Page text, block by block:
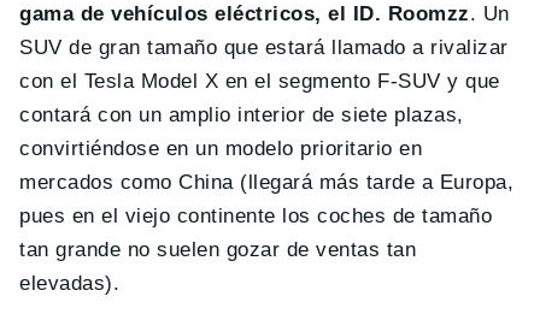
gama de vehículos eléctricos, el ID. Roomzz. Un
SUV de gran tamaño que estará llamado a rivalizar
con el Tesla Model X en el segmento F-SUV y que
contará con un amplio interior de siete plazas,
convirtiéndose en un modelo prioritario en
mercados como China (llegará más tarde a Europa,
pues en el viejo continente los coches de tamaño
tan grande no suelen gozar de ventas tan
elevadas).